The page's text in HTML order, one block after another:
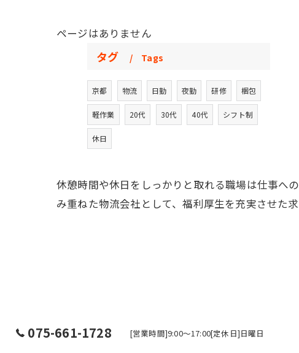
ページはありません
タグ Tags
京都 物流 日勤 夜勤 研修 梱包
軽作業 20代 30代 40代 シフト制
休日
休憩時間や休日をしっかりと取れる職場は仕事へ
み重ねた物流会社として、福利厚生を充実させた
075-661-1728 [営業時間]9:00～17:00[定休日]日曜日